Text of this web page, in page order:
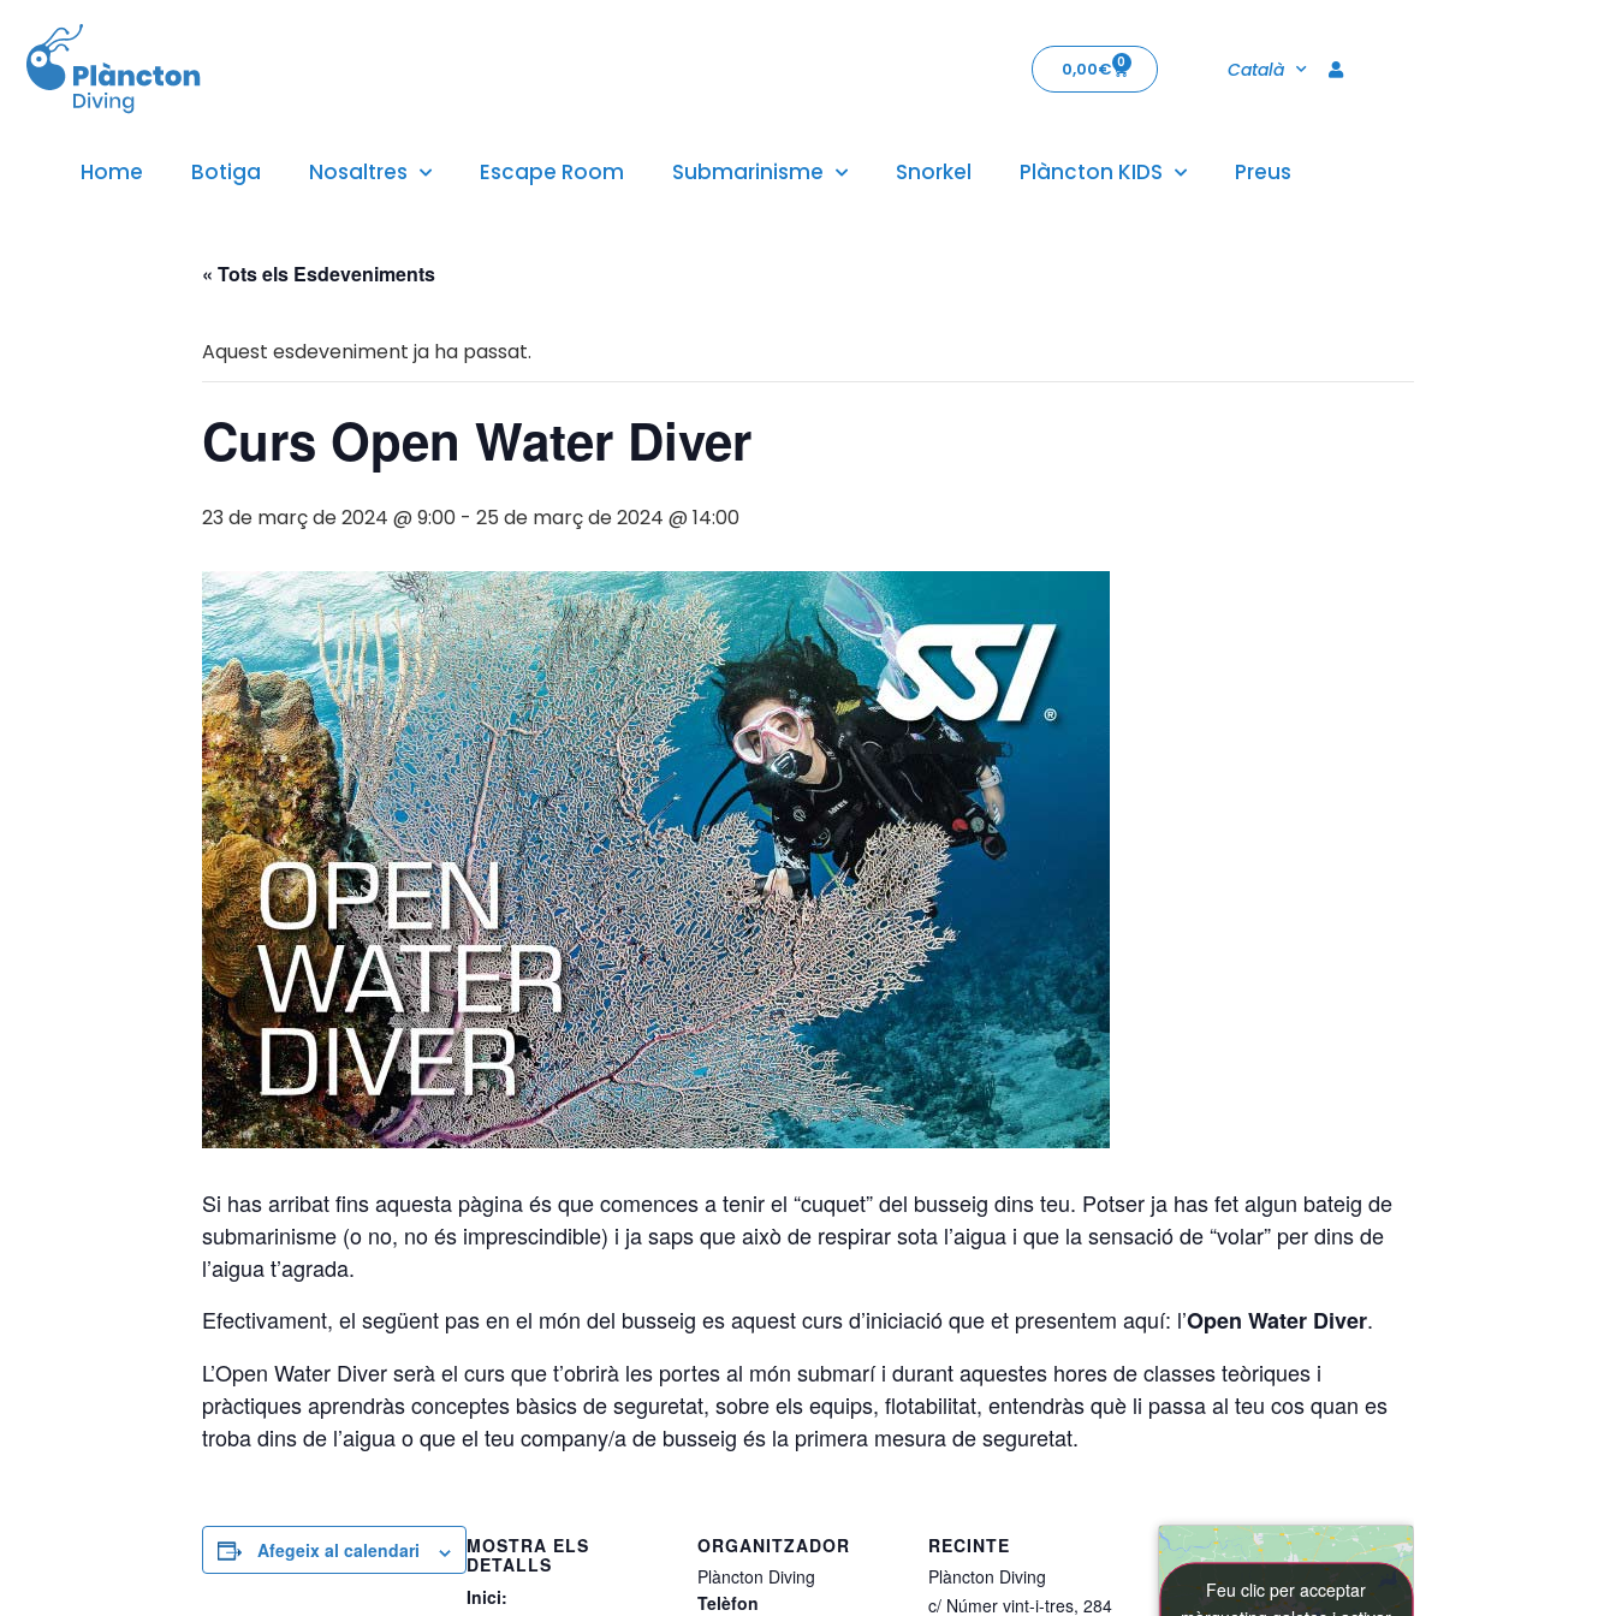
0,00€ 0 Català
Home Botiga Nosaltres Escape Room Submarinisme Snorkel Plàncton KIDS Preus
« Tots els Esdeveniments
Aquest esdeveniment ja ha passat.
Curs Open Water Diver
23 de març de 2024 @ 9:00 - 25 de març de 2024 @ 14:00
Si has arribat fins aquesta pàgina és que comences a tenir el “cuquet” del busseig dins teu. Potser ja has fet algun bateig de
submarinisme (o no, no és imprescindible) i ja saps que això de respirar sota l’aigua i que la sensació de “volar” per dins de
l’aigua t’agrada.
Efectivament, el següent pas en el món del busseig es aquest curs d’iniciació que et presentem aquí: l’Open Water Diver.
L’Open Water Diver serà el curs que t’obrirà les portes al món submarí i durant aquestes hores de classes teòriques i
pràctiques aprendràs conceptes bàsics de seguretat, sobre els equips, flotabilitat, entendràs què li passa al teu cos quan es
troba dins de l’aigua o que el teu company/a de busseig és la primera mesura de seguretat.
Afegeix al calendari
MOSTRA ELS
DETALLS
Inici:
ORGANITZADOR
Plàncton Diving
Telèfon
RECINTE
Plàncton Diving
c/ Númer vint-i-tres, 284
Feu clic per acceptar
Feu clic per acceptar